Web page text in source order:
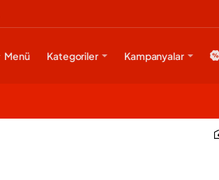
Menü Kategoriler Kampanyalar